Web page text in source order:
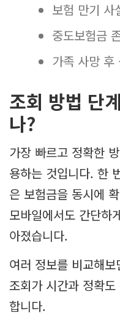
보험 만기 사
중도보험금
가족 사망 후
조회 방법 단
나?
가장 빠르고 정확한
용하는 것입니다. 한
은 보험금을 동시에
모바일에서도 간단하
아졌습니다.
여러 정보를 비교해
조회가 시간과 정확
합니다.